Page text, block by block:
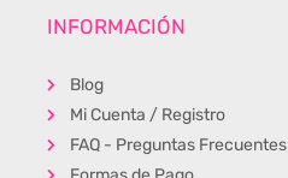
INFORMACIÓN
Blog
Mi Cuenta / Registro
FAQ - Preguntas Frecuentes